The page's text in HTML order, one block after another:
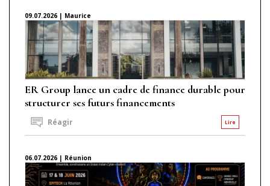
09.07.2026 | Maurice
ER Group lance un cadre de finance durable pour
structurer ses futurs financements
Lire
Réagir
06.07.2026 | Réunion